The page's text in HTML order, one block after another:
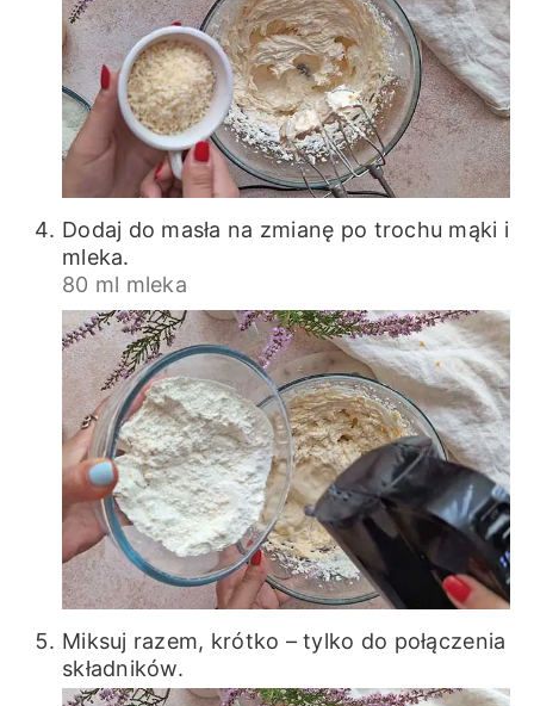
Dodaj do masła na zmianę po trochu mąki i
mleka.
80 ml mleka
Miksuj razem, krótko – tylko do połączenia
składników.